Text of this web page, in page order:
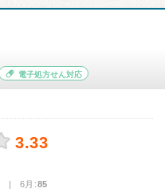
電子処方せん対応
3.33
| 6月:85